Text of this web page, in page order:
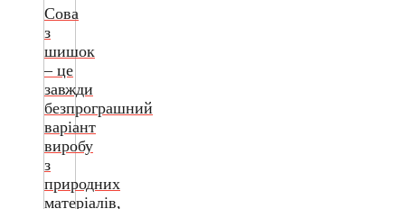
Сова
з
шишок
– це
завжди
безпрограшний
варіант
виробу
з
природних
матеріалів,